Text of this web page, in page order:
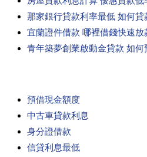
那家銀行貸款利率最低 如何
宜蘭證件借款 哪裡借錢快速放
青年築夢創業啟動金貸款 如何
預借現金額度
中古車貸款利息
身分證借款
信貸利息最低